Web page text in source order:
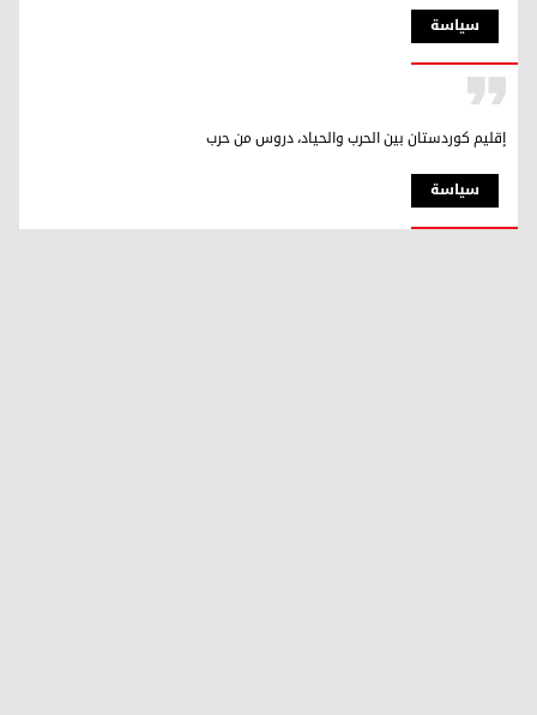
سیاسة
سیاسة
إقليم كوردستان بين الحرب والحياد، دروس من حرب